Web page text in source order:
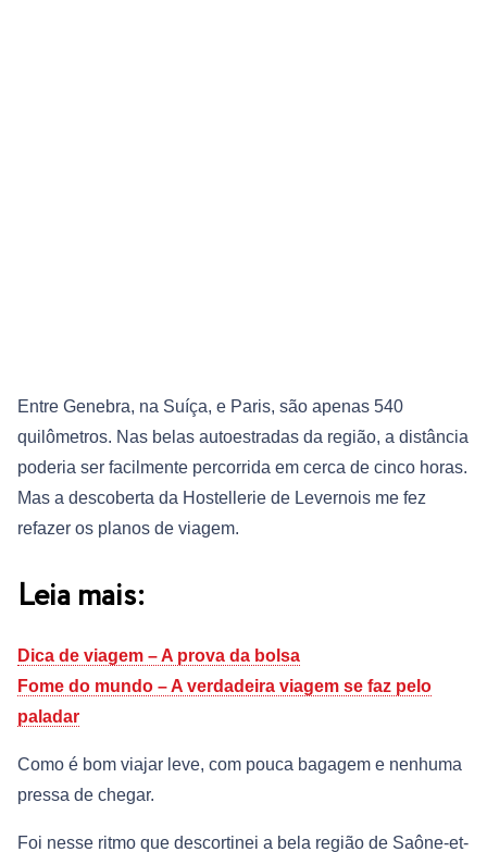
Entre Genebra, na Suíça, e Paris, são apenas 540
quilômetros. Nas belas autoestradas da região, a distância
poderia ser facilmente percorrida em cerca de cinco horas.
Mas a descoberta da Hostellerie de Levernois me fez
refazer os planos de viagem.
Leia mais:
Dica de viagem – A prova da bolsa
Fome do mundo – A verdadeira viagem se faz pelo
paladar
Como é bom viajar leve, com pouca bagagem e nenhuma
pressa de chegar.
Foi nesse ritmo que descortinei a bela região de Saône-et-